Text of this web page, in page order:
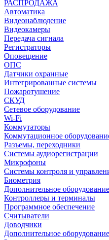
РАСПРОДАЖА
Автоматика
Видеонаблюдение
Видеокамеры
Передача сигнала
Регистраторы
Оповещение
ОПС
Датчики охранные
Интегрированные системы
Пожаротушение
СКУД
Сетевое оборудование
Wi-Fi
Коммутаторы
Коммутационное
Разъемы, переходники
Системы аудиорегистрации
Микрофоны
Системы контроля и
Биометрия
Дополнительное оборудование
Контроллеры и терминалы
Программное обеспечение
Считыватели
Доводчики
Дополнительное оборудование